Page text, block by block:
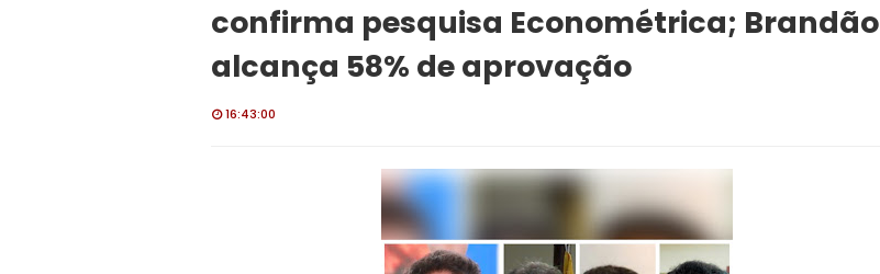
confirma pesquisa Econométrica; Brandão
alcança 58% de aprovação
16:43:00